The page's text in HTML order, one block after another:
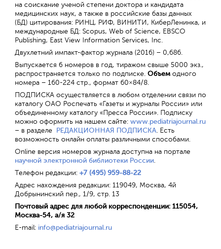
на соискание ученой степени доктора и кандидата
медицинских наук, а также в российские базы данных
(БД) цитирования: РИНЦ, РИФ, ВИНИТИ, КиберЛенинка, и
международные БД: Scopus, Web of Science, EBSCO
Publishing, East View Information Services, Inc.
Двухлетний импакт-фактор журнала (2016) – 0,686.
Выпускается 6 номеров в год, тиражом свыше 5000 экз.,
распространяется только по подписке. Объем одного
номера – 160-224 стр., формат 60×84/8.
ПОДПИСКА осуществляется в любом отделении связи по
каталогу ОАО Роспечать «Газеты и журналы России» или
объединенному каталогу «Пресса России». Подписку
можно оформить на нашем сайте: www.pediatriajournal.ru
– в разделе РЕДАКЦИОННАЯ ПОДПИСКА . Есть
возможность онлайн оплаты различными способами.
Online версия номеров журнала доступна на портале
научной электронной библиотеки России
Телефон редакции: +7 (495) 959-88-22
Адрес нахождения редакции: 119049, Москва, 4й
Добрынинский пер., 1/9, стр. 13
Почтовый адрес для любой корреспонденции: 115054,
Москва-54, а/я 32
E-mail: info@pediatriajournal.ru